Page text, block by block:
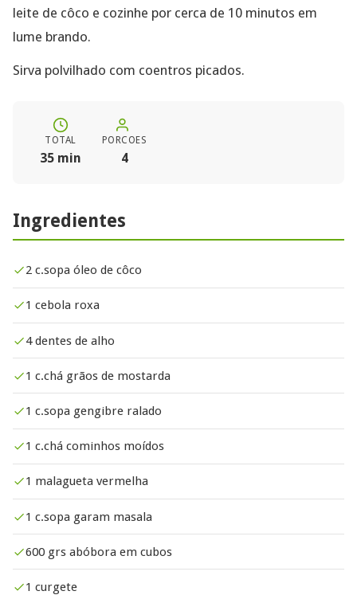
leite de côco e cozinhe por cerca de 10 minutos em
lume brando.
Sirva polvilhado com coentros picados.
TOTAL
35 min
PORCOES
4
Ingredientes
2 c.sopa óleo de côco
1 cebola roxa
4 dentes de alho
1 c.chá grãos de mostarda
1 c.sopa gengibre ralado
1 c.chá cominhos moídos
1 malagueta vermelha
1 c.sopa garam masala
600 grs abóbora em cubos
1 curgete